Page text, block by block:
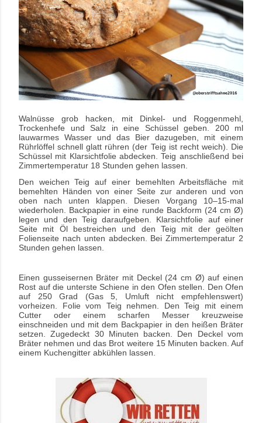
Walnüsse grob hacken, mit Dinkel- und Roggenmehl,
Trockenhefe und Salz in eine Schüssel geben. 200 ml
lauwarmes Wasser und das Bier dazugeben, mit einem
Rührlöffel schnell glatt rühren (der Teig ist recht weich). Die
Schüssel mit Klarsichtfolie abdecken. Teig anschließend bei
Zimmertemperatur 18 Stunden gehen lassen.
Den weichen Teig auf einer bemehlten Arbeitsfläche mit
bemehlten Händen von einer Seite zur anderen und von
oben nach unten klappen. Diesen Vorgang 10–15-mal
wiederholen. Backpapier in eine runde Backform (24 cm Ø)
legen und den Teig daraufgeben. Klarsichtfolie auf einer
Seite mit Öl bestreichen und den Teig mit der geölten
Folienseite nach unten abdecken. Bei Zimmertemperatur 2
Stunden gehen lassen.
Einen gusseisernen Bräter mit Deckel (24 cm Ø) auf einen
Rost auf die unterste Schiene in den Ofen stellen. Den Ofen
auf 250 Grad (Gas 5, Umluft nicht empfehlenswert)
vorheizen. Folie vom Teig nehmen. Den Teig mit einem
Cutter oder einem scharfen Messer kreuzweise
einschneiden und mit dem Backpapier in den heißen Bräter
setzen. Zugedeckt 30 Minuten backen. Den Deckel vom
Bräter nehmen und das Brot weitere 15 Minuten backen. Auf
einem Kuchengitter abkühlen lassen.